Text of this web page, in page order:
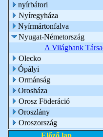
nyírbátori
Nyíregyháza
Nyírmártonfalva
Nyugat-Németország
A Világbank
Olecko
Ópályi
Ormánság
Orosháza
Orosz Föderáció
Oroszlány
Oroszország
Előző lap